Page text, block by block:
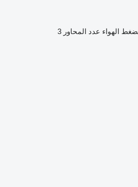
الهواء عدد المحاور 3